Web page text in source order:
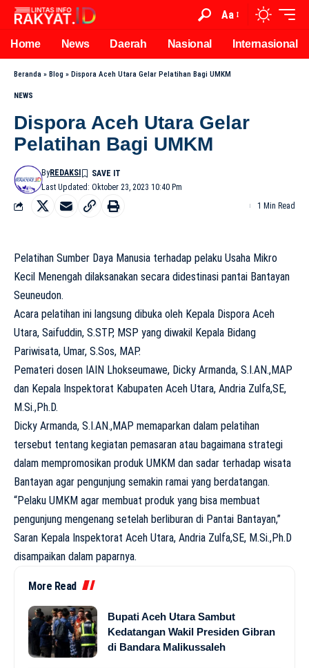
Aa
Home News Daerah Nasional Internasional
Beranda » Blog » Dispora Aceh Utara Gelar Pelatihan Bagi UMKM
NEWS
Dispora Aceh Utara Gelar
Pelatihan Bagi UMKM
Last Updated: Oktober 23, 2023 10:40 Pm
ByREDAKSI
1 Min Read
Pelatihan Sumber Daya Manusia terhadap pelaku Usaha Mikro
Kecil Menengah dilaksanakan secara didestinasi pantai Bantayan
Seuneudon.
Acara pelatihan ini langsung dibuka oleh Kepala Dispora Aceh
Utara, Saifuddin, S.STP, MSP yang diwakil Kepala Bidang
Pariwisata, Umar, S.Sos, MAP.
Pemateri dosen IAIN Lhokseumawe, Dicky Armanda, S.I.AN.,MAP
dan Kepala Inspektorat Kabupaten Aceh Utara, Andria Zulfa,SE,
M.Si.,Ph.D.
Dicky Armanda, S.I.AN.,MAP memaparkan dalam pelatihan
tersebut tentang kegiatan pemasaran atau bagaimana strategi
dalam mempromosikan produk UMKM dan sadar terhadap wisata
Bantayan agar pengunjung semakin ramai yang berdatangan.
“Pelaku UMKM agar membuat produk yang bisa membuat
pengunjung mengenang setelah berliburan di Pantai Bantayan,”
Saran Kepala Inspektorat Aceh Utara, Andria Zulfa,SE, M.Si.,Ph.D
disampaikan dalam paparnya.
More Read
Bupati Aceh Utara Sambut
Kedatangan Wakil Presiden Gibran
di Bandara Malikussaleh